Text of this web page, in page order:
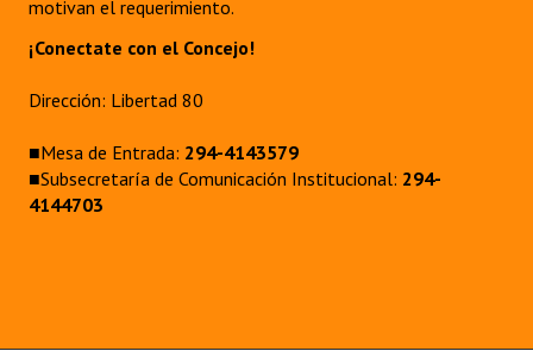
motivan el requerimiento.
¡Conectate con el Concejo!
Dirección: Libertad 80
■Mesa de Entrada: 294-4143579
■Subsecretaría de Comunicación Institucional: 294-
4144703